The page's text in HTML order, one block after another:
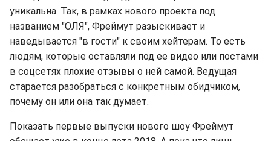
уникальна. Так, в рамках нового проекта под
названием "ОЛЯ", Фреймут разыскивает и
наведывается "в гости" к своим хейтерам. То есть
людям, которые оставляли под ее видео или постами
в соцсетях плохие отзывы о ней самой. Ведущая
старается разобраться с конкретным обидчиком,
почему он или она так думает.
Показать первые выпуски нового шоу Фреймут